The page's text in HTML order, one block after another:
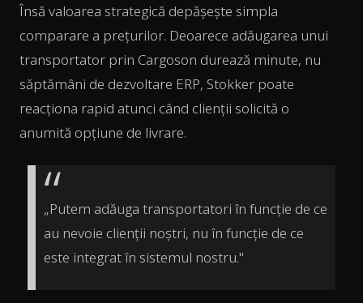
Însă valoarea strategică depășește simpla
comparare a prețurilor. Deoarece adăugarea unui
transportator prin Cargoson durează minute, nu
săptămâni de dezvoltare ERP, Stokker poate
reacționa rapid atunci când clienții solicită o
anumită opțiune de livrare.
„Putem adăuga transportatori în funcție de ce
au nevoie clienții noștri, nu în funcție de ce
este integrat în sistemul nostru."